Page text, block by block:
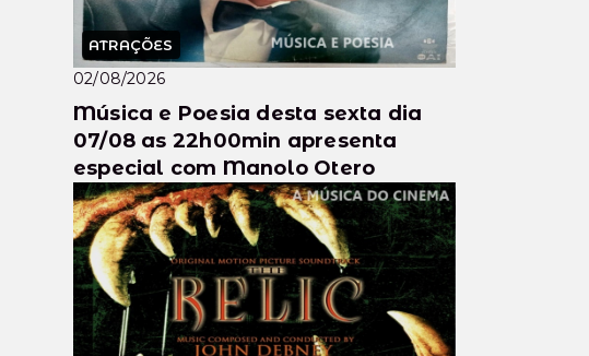
ATRAÇÕES
02/08/2026
Música e Poesia desta sexta dia
07/08 as 22h00min apresenta
especial com Manolo Otero